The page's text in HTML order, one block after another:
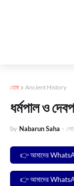
হোম Ancient History
ধর্মপাল ও
by Nabarun Saha -
👉 আমাদের
👉 আমাদের